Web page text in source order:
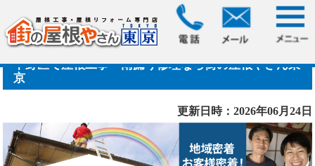
中野区で屋根工事・雨漏り修理なら街の屋根やさん東
京
更新日時：2026年06月24日